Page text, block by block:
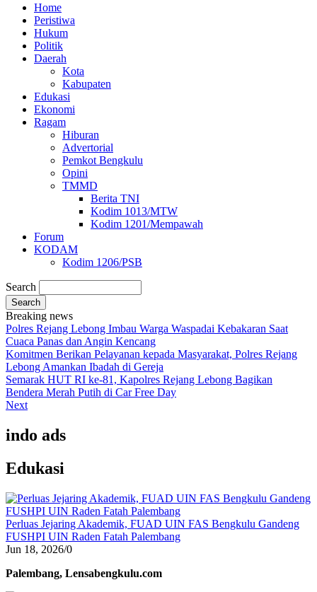
Home
Peristiwa
Hukum
Politik
Daerah
Kota
Kabupaten
Edukasi
Ekonomi
Ragam
Hiburan
Advertorial
Pemkot Bengkulu
Opini
TMMD
Berita TNI
Kodim 1013/MTW
Kodim 1201/Mempawah
Forum
KODAM
Kodim 1206/PSB
Search
Breaking news
Polres Rejang Lebong Imbau Warga Waspadai Kebakaran Saat
Cuaca Panas dan Angin Kencang
Komitmen Berikan Pelayanan kepada Masyarakat, Polres Rejang
Lebong Amankan Ibadah di Gereja
Semarak HUT RI ke-81, Kapolres Rejang Lebong Bagikan
Bendera Merah Putih di Car Free Day
Next
indo ads
Edukasi
Perluas Jejaring Akademik, FUAD UIN FAS Bengkulu Gandeng
FUSHPI UIN Raden Fatah Palembang
Jun 18, 2026/0
Palembang, Lensabengkulu.com